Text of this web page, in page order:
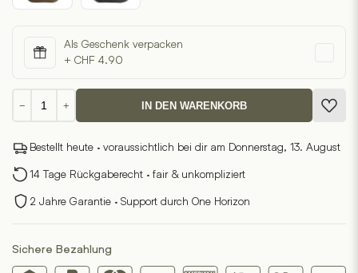
Als Geschenk verpacken
+ CHF 4.90
−
Hüfttasche
Nukon
Menge
+ IN DEN WARENKORB
Bestellt heute · voraussichtlich bei dir am Donnerstag, 13. August
14 Tage Rückgaberecht · fair & unkompliziert
2 Jahre Garantie · Support durch One Horizon
Sichere Bezahlung